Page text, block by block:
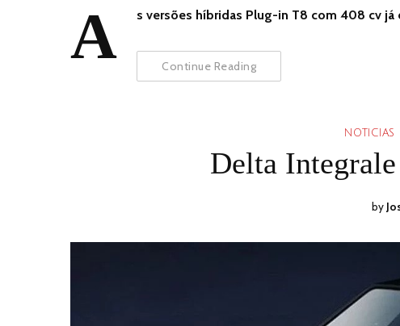
A s versões híbridas Plug-in T8 com 408 cv
Continue Reading
NOTICIAS
Delta
by